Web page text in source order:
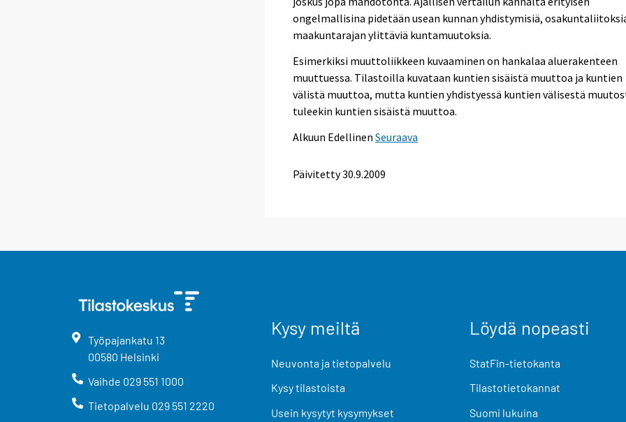
ongelmallisina pidetään usean kunnan yhdistymisiä,
maakuntarajan ylittäviä kuntamuutoksia.
Esimerkiksi muuttoliikkeen kuvaaminen on hankalaa aluerakenteen
muuttuessa. Tilastoilla kuvataan kuntien sisäistä muuttoa ja kuntien
välistä muuttoa, mutta kuntien yhdistyessä kuntien välisestä
tuleekin kuntien sisäistä muuttoa.
Alkuun Edellinen Seuraava
Päivitetty30.9.2009
Työpajankatu 13
00580 Helsinki
Vaihde 029 551 1000
Tietopalvelu 029 551 2220
Kysy meiltä
Neuvonta ja tietopalvelu
Kysy tilastoista
Usein kysytyt kysymykset
Löydä nopeasti
StatFin-tietokanta
Tilastotietokannat
Suomi lukuina